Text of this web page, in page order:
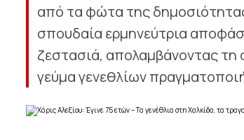
από τα φώτα της
σπουδαία ερμηνεύτρια
ζεστασιά, απολαμβάνοντας τη
γεύμα γενεθλίων